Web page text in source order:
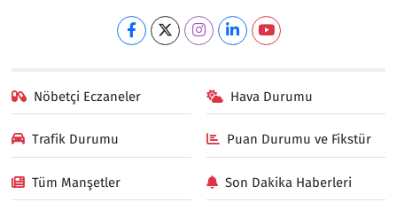
Nöbetçi Eczaneler Hava Durumu
Trafik Durumu Puan Durumu ve Fikstür
Tüm Manşetler Son Dakika Haberleri